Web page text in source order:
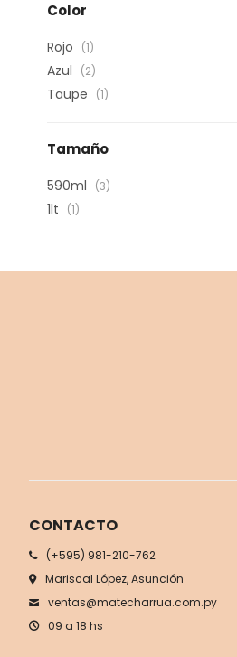
Color
Rojo (1)
Azul (2)
Taupe (1)
Tamaño
590ml (3)
1lt (1)
CONTACTO
(+595) 981-210-762
Mariscal López, Asunción
ventas@matecharrua.com.py
09 a 18 hs